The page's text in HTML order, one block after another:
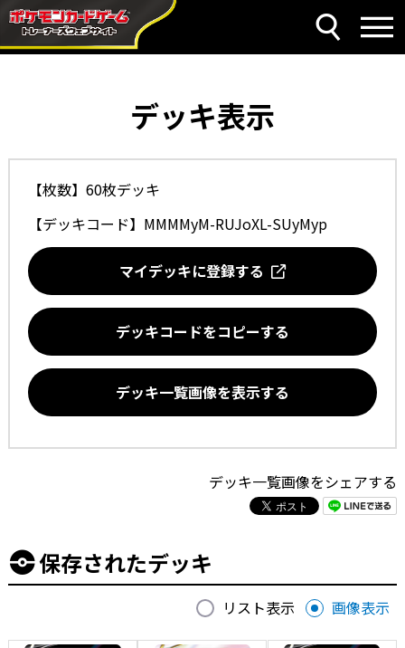
デッキ表示
【枚数】60枚デッキ
【デッキコード】 MMMMyM-RUJoXL-SUyMyp
マイデッキに登録する
デッキコードをコピーする
デッキ一覧画像を表示する
デッキ一覧画像をシェアする
保存されたデッキ
リスト表示 画像表示